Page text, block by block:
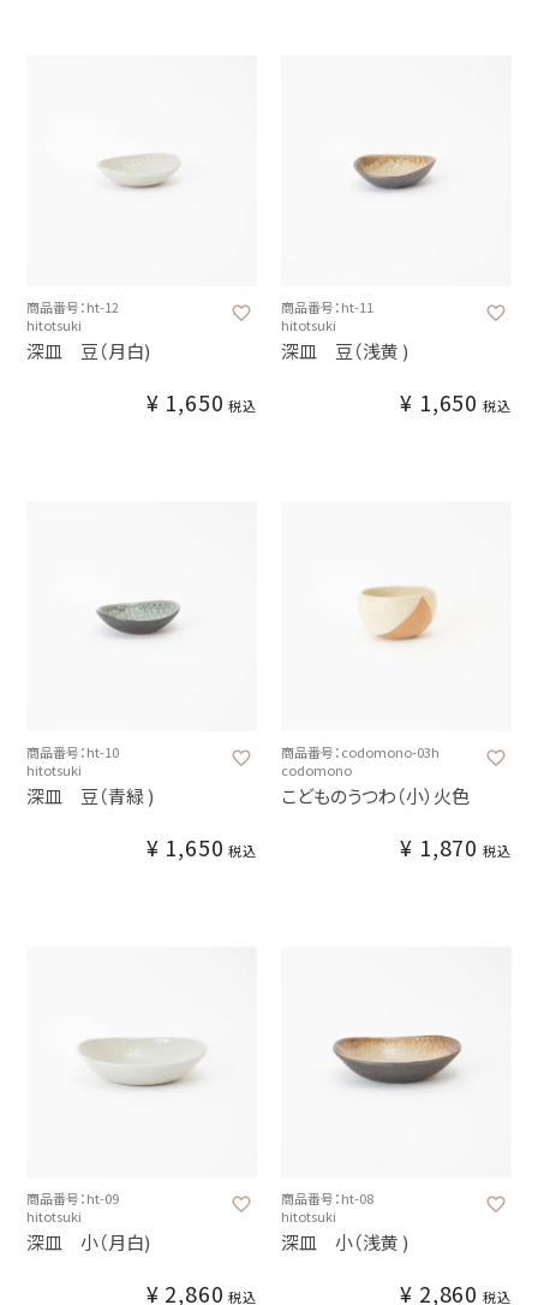
商品番号：ht-12
hitotsuki
深皿 豆（月白)
¥ 1,650 税込
商品番号：ht-11
hitotsuki
深皿 豆（浅黄 )
¥ 1,650 税込
商品番号：ht-10
hitotsuki
深皿 豆（青緑 )
¥ 1,650 税込
商品番号：codomono-03h
codomono
こどものうつわ（小）火色
¥ 1,870 税込
商品番号：ht-09
hitotsuki
深皿 小（月白)
¥ 2,860 税込
商品番号：ht-08
hitotsuki
深皿 小（浅黄 )
¥ 2,860 税込